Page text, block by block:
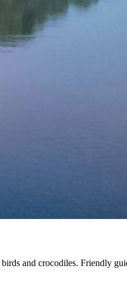
and crocodiles. Friendly